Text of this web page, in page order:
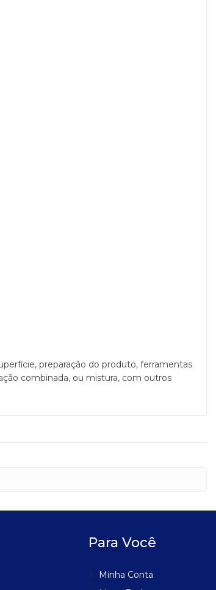
preparação do produto, ferramentas
combinada, ou mistura, com outros
Para Você
Minha Conta